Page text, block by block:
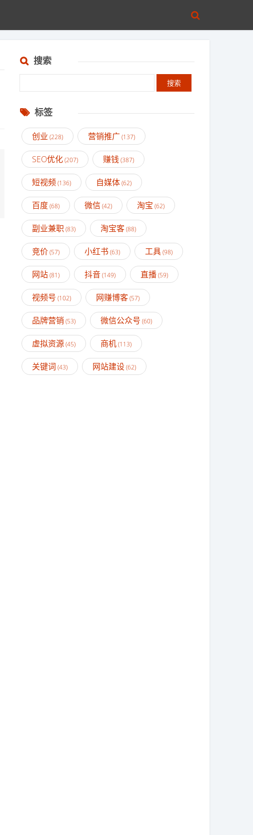
搜索
标签
创业 (228) 营销推广 (137)
SEO优化(207) 赚钱(387)
短视频(136) 自媒体(62)
百度(68) 微信(42) 淘宝 (62)
副业兼职 (83) 淘宝客(88)
竞价(57) 小红书 (63) 工具(98)
网站(81) 抖音(149) 直播(59)
视频号 (102) 网赚博客(57)
品牌营销 (53) 微信公众号 (60)
虚拟资源(45) 商机(113)
关键词 (43) 网站建设(62)